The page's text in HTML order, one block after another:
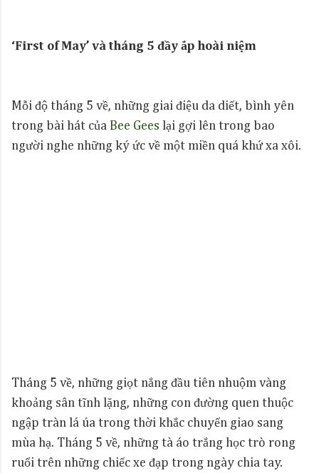
‘First of May’ và tháng 5 đầy ắp hoài niệm
Mỗi độ tháng 5 về, những giai điệu da diết, bình yên
trong bài hát của Bee Gees lại gợi lên trong bao
người nghe những ký ức về một miền quá khứ xa xôi.
Tháng 5 về, những giọt nắng đầu tiên nhuộm vàng
khoảng sân tĩnh lặng, những con đường quen thuộc
ngập tràn lá úa trong thời khắc chuyển giao sang
mùa hạ. Tháng 5 về, những tà áo trắng học trò rong
ruổi trên những chiếc xe đạp trong ngày chia tay.